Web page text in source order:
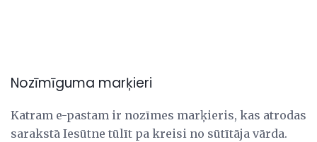
Nozīmīguma marķieri
Katram e-pastam ir nozīmes marķieris, kas atrodas
sarakstā Iesūtne tūlīt pa kreisi no sūtītāja vārda.